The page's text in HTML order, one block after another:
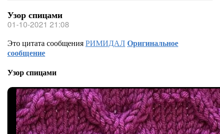
Узор спицами
01-10-2021 21:08
Это цитата сообщенияРИМИДАЛОригинальное
сообщение
Узор спицами